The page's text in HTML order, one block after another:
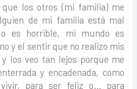
que los otros (mi familia) me
de mi familia está mal
es horrible, mi mundo es
y el sentir que no realizo mis
los veo tan lejos porque me
y encadenada, como
para ser feliz o… para